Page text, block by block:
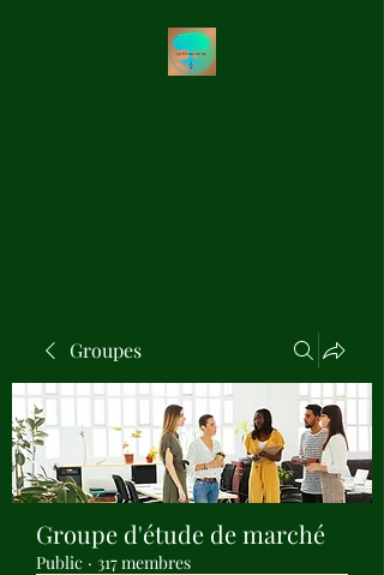
Groupes
Groupe d'étude de marché
Public · 317 membres